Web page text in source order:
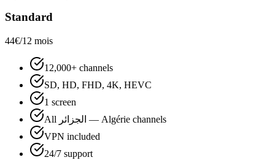
Standard
44€/12 mois
12,000+ channels
SD, HD, FHD, 4K, HEVC
1 screen
All الجزائر — Algérie channels
VPN included
24/7 support